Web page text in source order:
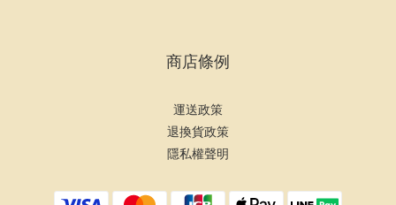
商店條例
運送政策
退換貨政策
隱私權聲明